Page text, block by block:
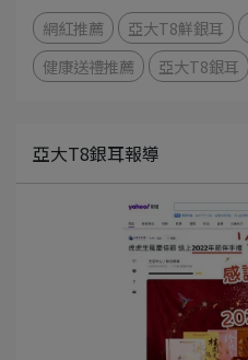
網紅推薦 亞大T8鮮銀耳
健康送禮推薦
亞大T8銀耳
亞大T8銀耳報導